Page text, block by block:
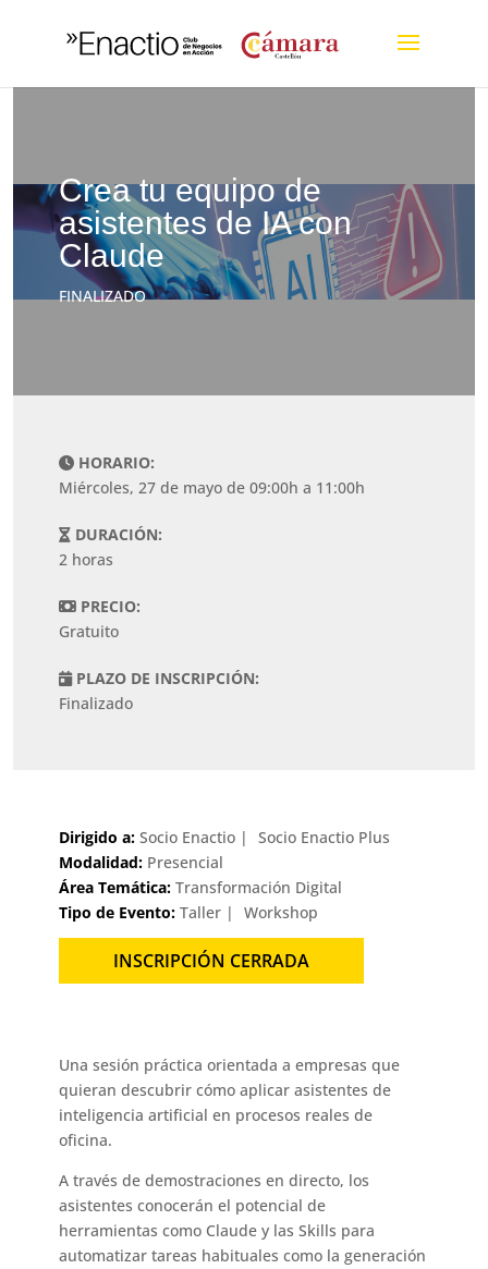
Crea tu equipo de
asistentes de IA con
Claude
FINALIZADO
HORARIO:
Miércoles, 27 de mayo de 09:00h a 11:00h
DURACIÓN:
2 horas
PRECIO:
Gratuito
PLAZO DE INSCRIPCIÓN:
Finalizado
Dirigido a: Socio Enactio
Socio Enactio Plus
Modalidad: Presencial
Área Temática: Transformación Digital
Tipo de Evento: Taller Workshop
INSCRIPCIÓN CERRADA
Una sesión práctica orientada a empresas que
quieran descubrir cómo aplicarasistentes de
inteligencia artificial en procesos reales de
oficina.
A través de demostraciones en directo, los
asistentes conocerán el potencial de
herramientas como Claude y las Skills para
automatizar tareas habituales como la generación